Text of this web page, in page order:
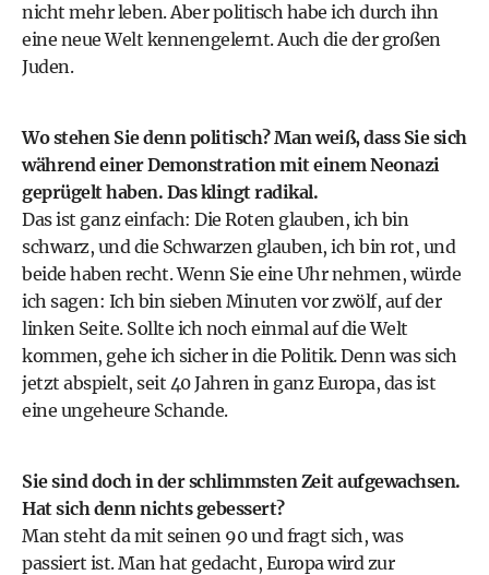
nicht mehr leben. Aber politisch habe ich durch ihn
eine neue Welt kennengelernt. Auch die der großen
Juden.
Wo stehen Sie denn politisch? Man weiß, dass Sie sich
während einer Demonstration mit einem Neonazi
geprügelt haben. Das klingt radikal.
Das ist ganz einfach: Die Roten glauben, ich bin
schwarz, und die Schwarzen glauben, ich bin rot, und
beide haben recht. Wenn Sie eine Uhr nehmen, würde
ich sagen: Ich bin sieben Minuten vor zwölf, auf der
linken Seite. Sollte ich noch einmal auf die Welt
kommen, gehe ich sicher in die Politik. Denn was sich
jetzt abspielt, seit 40 Jahren in ganz Europa, das ist
eine ungeheure Schande.
Sie sind doch in der schlimmsten Zeit aufgewachsen.
Hat sich denn nichts gebessert?
Man steht da mit seinen 90 und fragt sich, was
passiert ist. Man hat gedacht, Europa wird zur